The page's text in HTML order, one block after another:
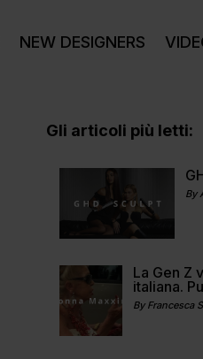
NEW DESIGNERS
Gli articoli più letti:
By
La Gen Z
italiana.
By Francesca